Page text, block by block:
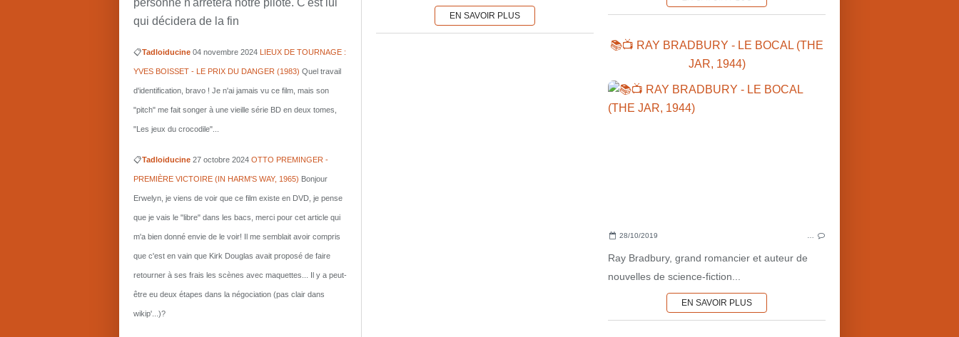
EN SAVOIR PLUS
📚📺 RAY BRADBURY - LE BOCAL (THE
JAR, 1944)
28/10/2019
Ray Bradbury, grand romancier et auteur de
nouvelles de science-fiction...
EN SAVOIR PLUS
personne n'arrêtera notre pilote. C'est lui
qui décidera de la fin
📋Tadloiducine 04 novembre 2024 LIEUX DE TOURNAGE :
YVES BOISSET - LE PRIX DU DANGER (1983) Quel travail
d'identification, bravo ! Je n'ai jamais vu ce film, mais son
"pitch" me fait songer à une vieille série BD en deux tomes,
"Les jeux du crocodile"...
📋Tadloiducine 27 octobre 2024 OTTO PREMINGER -
PREMIÈRE VICTOIRE (IN HARM'S WAY, 1965) Bonjour
Erwelyn, je viens de voir que ce film existe en DVD, je pense
que je vais le "libre" dans les bacs, merci pour cet article qui
m'a bien donné envie de le voir! Il me semblait avoir compris
que c'est en vain que Kirk Douglas avait proposé de faire
retourner à ses frais les scènes avec maquettes... Il y a peut-
être eu deux étapes dans la négociation (pas clair dans
wikip'...)?